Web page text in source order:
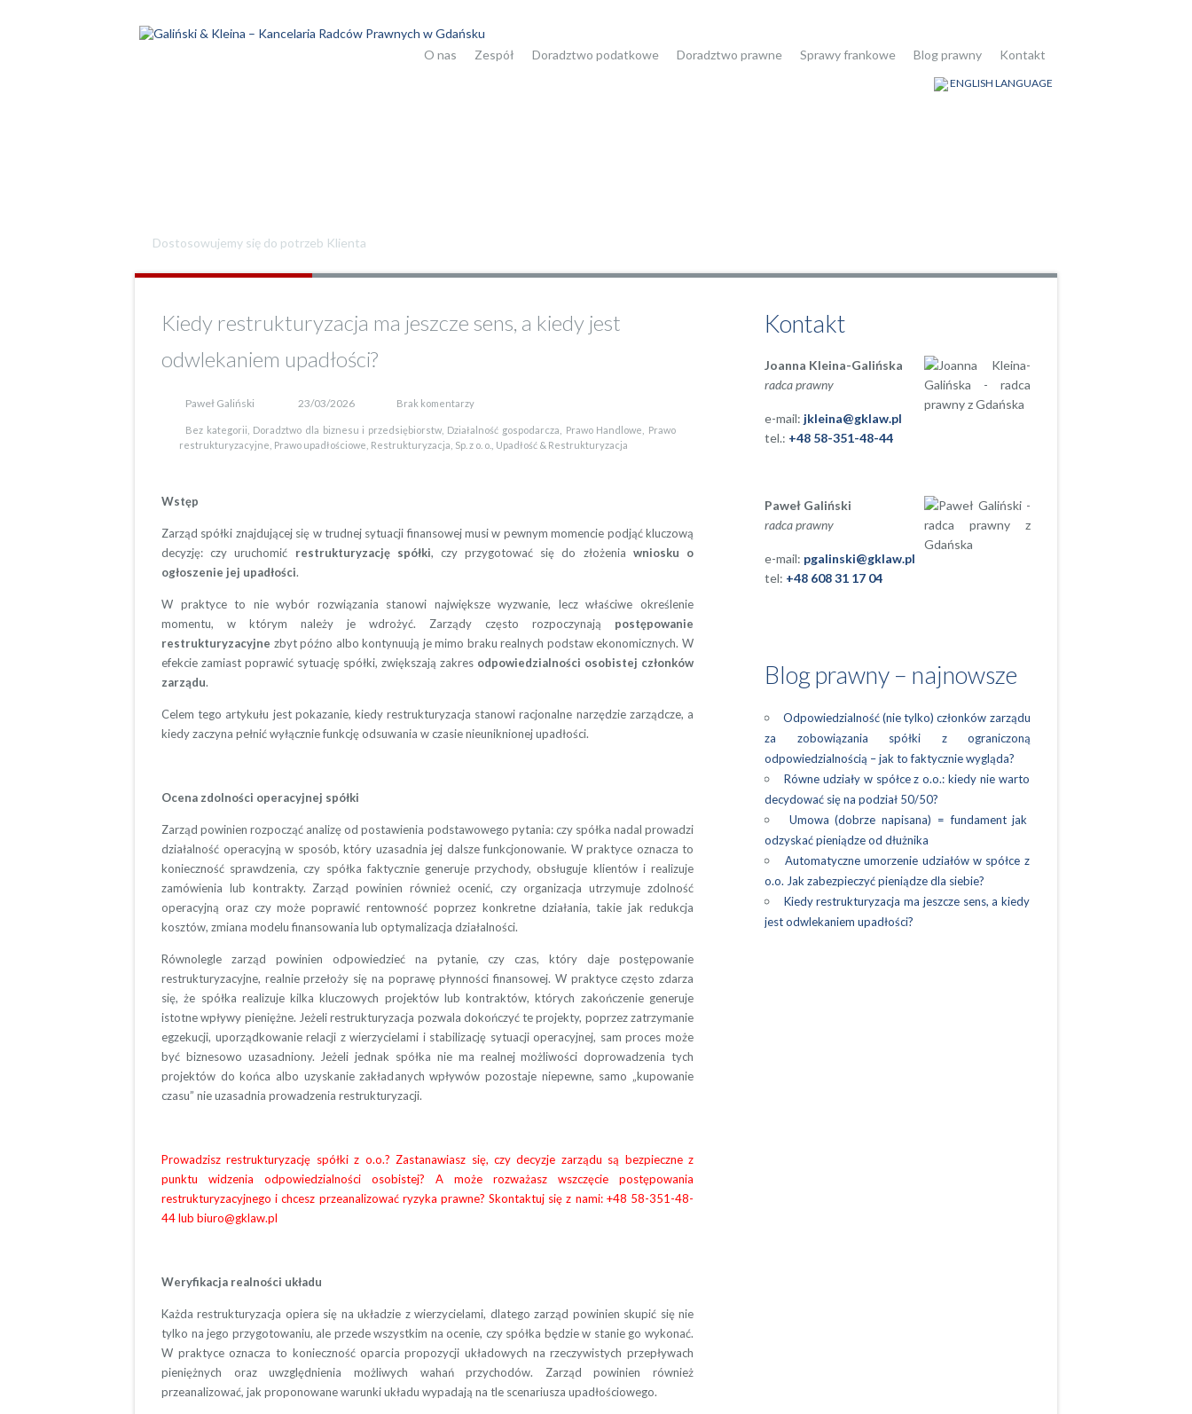
O nas Zespół Doradztwo podatkowe Doradztwo prawne Sprawy frankowe Blog prawny Kontakt
ENGLISH LANGUAGE
Dostosowujemy się do potrzeb Klienta
Kiedy restrukturyzacja ma jeszcze sens, a kiedy jest
odwlekaniem upadłości?
Paweł Galiński 23/03/2026 Brak komentarzy
Bez kategorii, Doradztwo dla biznesu i przedsiębiorstw, Działalność gospodarcza, Prawo Handlowe, Prawo
restrukturyzacyjne Prawo upadłościowe Restrukturyzacja Sp. z o. o. Upadłość & Restrukturyzacja
Wstęp
Zarząd spółki znajdującej się w trudnej sytuacji finansowej musi w pewnym momencie podjąć kluczową
decyzję: czy uruchomić restrukturyzację spółki, czy przygotować się do złożenia wniosku o
ogłoszenie jej upadłości.
W praktyce to nie wybór rozwiązania stanowi największe wyzwanie, lecz właściwe określenie
momentu, w którym należy je wdrożyć. Zarządy często rozpoczynają postępowanie
restrukturyzacyjne zbyt późno albo kontynuują je mimo braku realnych podstaw ekonomicznych. W
efekcie zamiast poprawić sytuację spółki, zwiększają zakres odpowiedzialności osobistej członków
zarządu.
Celem tego artykułu jest pokazanie, kiedy restrukturyzacja stanowi racjonalne narzędzie zarządcze, a
kiedy zaczyna pełnić wyłącznie funkcję odsuwania w czasie nieuniknionej upadłości.
Ocena zdolności operacyjnej spółki
Zarząd powinien rozpocząć analizę od postawienia podstawowego pytania: czy spółka nadal prowadzi
działalność operacyjną w sposób, który uzasadnia jej dalsze funkcjonowanie. W praktyce oznacza to
konieczność sprawdzenia, czy spółka faktycznie generuje przychody, obsługuje klientów i realizuje
zamówienia lub kontrakty. Zarząd powinien również ocenić, czy organizacja utrzymuje zdolność
operacyjną oraz czy może poprawić rentowność poprzez konkretne działania, takie jak redukcja
kosztów, zmiana modelu finansowania lub optymalizacja działalności.
Równolegle zarząd powinien odpowiedzieć na pytanie, czy czas, który daje postępowanie
restrukturyzacyjne, realnie przełoży się na poprawę płynności finansowej. W praktyce często zdarza
się, że spółka realizuje kilka kluczowych projektów lub kontraktów, których zakończenie generuje
istotne wpływy pieniężne. Jeżeli restrukturyzacja pozwala dokończyć te projekty, poprzez zatrzymanie
egzekucji, uporządkowanie relacji z wierzycielami i stabilizację sytuacji operacyjnej, sam proces może
być biznesowo uzasadniony. Jeżeli jednak spółka nie ma realnej możliwości doprowadzenia tych
projektów do końca albo uzyskanie zakładanych wpływów pozostaje niepewne, samo „kupowanie
czasu” nie uzasadnia prowadzenia restrukturyzacji.
Prowadzisz restrukturyzację spółki z o.o.? Zastanawiasz się, czy decyzje zarządu są bezpieczne z
punktu widzenia odpowiedzialności osobistej? A może rozważasz wszczęcie postępowania
restrukturyzacyjnego i chcesz przeanalizować ryzyka prawne? Skontaktuj się z nami: +48 58-351-48-
44 lub biuro@gklaw.pl
Weryfikacja realności układu
Każda restrukturyzacja opiera się na układzie z wierzycielami, dlatego zarząd powinien skupić się nie
tylko na jego przygotowaniu, ale przede wszystkim na ocenie, czy spółka będzie w stanie go wykonać.
W praktyce oznacza to konieczność oparcia propozycji układowych na rzeczywistych przepływach
pieniężnych oraz uwzględnienia możliwych wahań przychodów. Zarząd powinien również
przeanalizować, jak proponowane warunki układu wypadają na tle scenariusza upadłościowego.
Kontakt
Joanna Kleina-Galińska
radca prawny
e-mail: jkleina@gklaw.pl
tel.: +48 58-351-48-44
Paweł Galiński
radca prawny
e-mail: pgalinski@gklaw.pl
tel: +48 608 31 17 04
Blog prawny – najnowsze
Odpowiedzialność (nie tylko) członków zarządu
za zobowiązania spółki z ograniczoną
odpowiedzialnością – jak to faktycznie wygląda?
Równe udziały w spółce z o.o.: kiedy nie warto
decydować się na podział 50/50?
Umowa (dobrze napisana) = fundament jak
odzyskać pieniądze od dłużnika
Automatyczne umorzenie udziałów w spółce z
o.o. Jak zabezpieczyć pieniądze dla siebie?
Kiedy restrukturyzacja ma jeszcze sens, a kiedy
jest odwlekaniem upadłości?